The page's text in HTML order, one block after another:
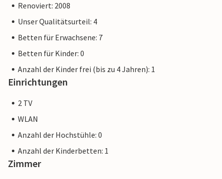
Renoviert: 2008
Unser Qualitätsurteil: 4
Betten für Erwachsene: 7
Betten für Kinder: 0
Anzahl der Kinder frei (bis zu 4 Jahren): 1
Einrichtungen
2 TV
WLAN
Anzahl der Hochstühle: 0
Anzahl der Kinderbetten: 1
Zimmer